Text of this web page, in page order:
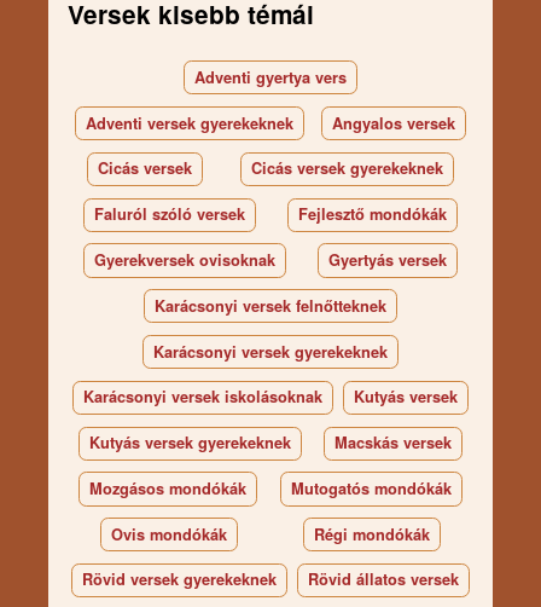
Versek kisebb témái
Adventi gyertya vers
Adventi versek gyerekeknek Angyalos versek
Cicás versek Cicás versek gyerekeknek
Faluról szóló versek Fejlesztő mondókák
Gyerekversek ovisoknak Gyertyás versek
Karácsonyi versek felnőtteknek
Karácsonyi versek gyerekeknek
Karácsonyi versek iskolásoknak Kutyás versek
Kutyás versek gyerekeknek Macskás versek
Mozgásos mondókák Mutogatós mondókák
Ovis mondókák Régi mondókák
Rövid versek gyerekeknek Rövid állatos versek